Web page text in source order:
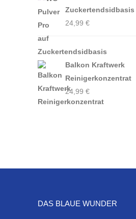
Zuckertendsidbasis
24,99 €
Balkon Kraftwerk
Reinigerkonzentrat
24,99 €
DAS BLAUE WUNDER